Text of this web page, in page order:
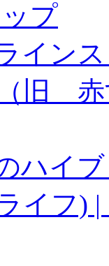
プ
イン
旧 赤
ハイ
イフ)